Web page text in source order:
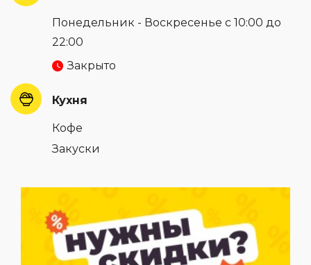
Понедельник - Воскресенье с 10:00 до
22:00
Закрыто
Кухня
Кофе
Закуски